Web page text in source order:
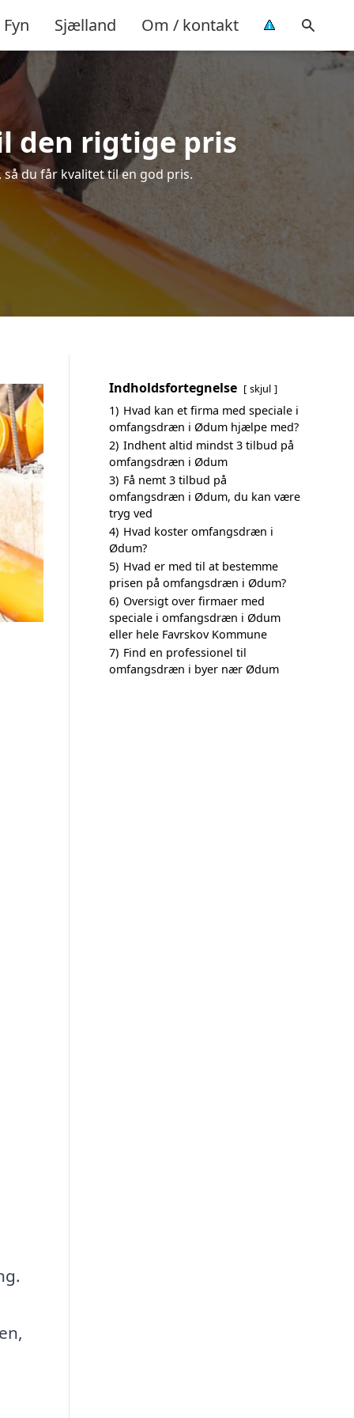
Fyn Sjælland Om / kontakt
den rigtige pris
du får kvalitet til en god pris.
Indholdsfortegnelse skjul
1) Hvad kan et firma med speciale i
omfangsdræn i Ødum hjælpe med?
2) Indhent altid mindst 3 tilbud på
omfangsdræn i Ødum
3) Få nemt 3 tilbud på
omfangsdræn i Ødum, du kan være
tryg ved
4) Hvad koster omfangsdræn i
Ødum?
5) Hvad er med til at bestemme
prisen på omfangsdræn i Ødum?
6) Oversigt over firmaer med
speciale i omfangsdræn i Ødum
eller hele Favrskov Kommune
7) Find en professionel til
omfangsdræn i byer nær Ødum